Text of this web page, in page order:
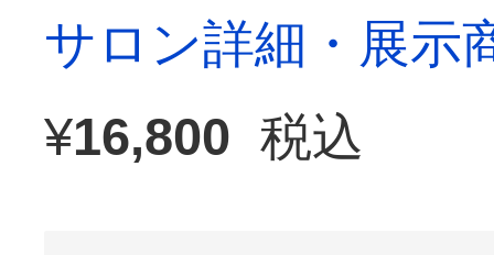
サロン詳細・展示
¥16,800 税込